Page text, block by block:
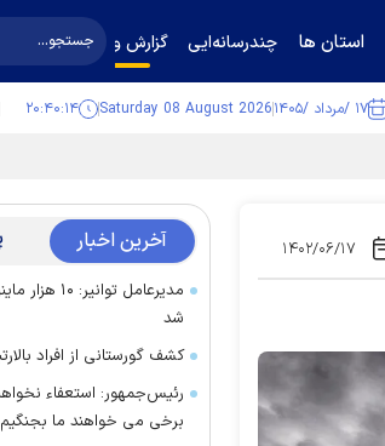
استان ها چندرسانه‌ایی گزارش و گفت‌وگو
۱۷ /مرداد /۱۴۰۵ Saturday 08 August 2026 ۲۰:۴۰:۱۵
۱۴۰۲/۰۶/۱۷ آخرین اخبار
مدیرعامل
شد
کشف گورستانی از افراد
رئیس‌جمهور: استعفاء
برخی می خواهند ما